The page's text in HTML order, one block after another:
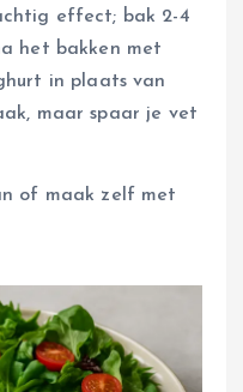
effect; bak 2-4
het bakken met
in plaats van
maar spaar je vet
of maak zelf met